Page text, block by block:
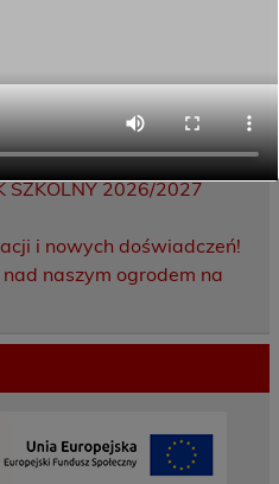
staż zawodowy
SZKOLNY 2026/2027
i nowych doświadczeń!
naszym ogrodem na